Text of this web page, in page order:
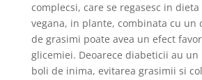
complecsi, care se regasesc in dieta
vegana, in plante, combinata cu un
de grasimi poate avea un efect
glicemiei. Deoarece diabeticii au un
boli de inima, evitarea grasimii si